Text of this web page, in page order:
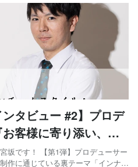
ンタビュー #2】プロデ
客様に寄り添い、一
ームスタイル』と
坂です！ 【第1弾】プロデューサー
作に通じている裏テーマ「インナー